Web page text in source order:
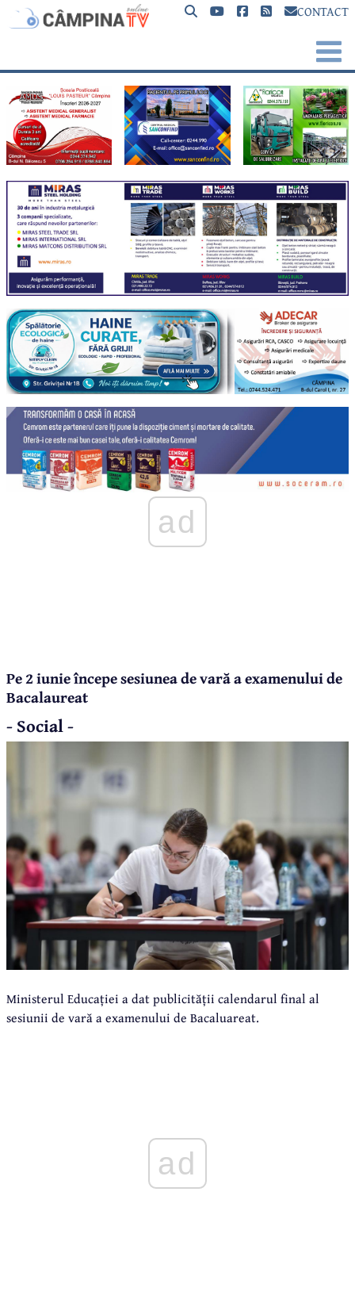
CONTACT
ad
Pe 2 iunie începe sesiunea de vară a examenului de
Bacalaureat
- Social -
Ministerul Educației a dat publicității calendarul final al
sesiunii de vară a examenului de Bacaluareat.
ad